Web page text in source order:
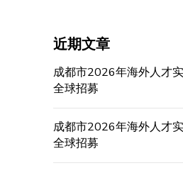
近期文章
成都市2026年海外人才
全球招募
成都市2026年海外人才
全球招募